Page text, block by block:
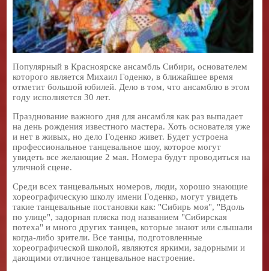
Популярный в Красноярске ансамбль Сибири, основателем
которого является Михаил Годенко, в ближайшее время
отметит большой юбилей. Дело в том, что ансамблю в этом
году исполняется 30 лет.
Празднование важного дня для ансамбля как раз выпадает
на день рождения известного мастера. Хоть основателя уже
и нет в живых, но дело Годенко живет. Будет устроена
профессиональное танцевальное шоу, которое могут
увидеть все желающие 2 мая. Номера будут проводиться на
уличной сцене.
Среди всех танцевальных номеров, люди, хорошо знающие
хореографическую школу имени Годенко, могут увидеть
такие танцевальные постановки как: "Сибирь моя", "Вдоль
по улице", задорная пляска под названием "Сибирская
потеха" и много других танцев, которые знают или слышали
когда-либо зрители. Все танцы, подготовленные
хореографической школой, являются яркими, задорными и
дающими отличное танцевальное настроение.